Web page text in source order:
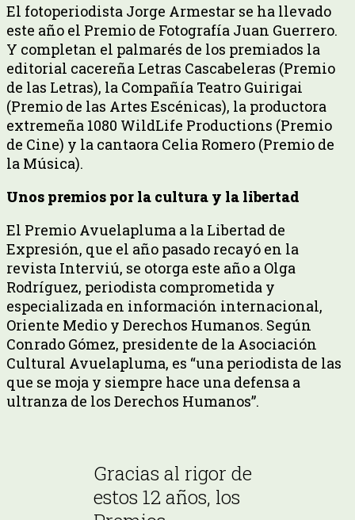
El fotoperiodista Jorge Armestar se ha llevado
este año el Premio de Fotografía Juan Guerrero.
Y completan el palmarés de los premiados la
editorial cacereña Letras Cascabeleras (Premio
de las Letras), la Compañía Teatro Guirigai
(Premio de las Artes Escénicas), la productora
extremeña 1080 WildLife Productions (Premio
de Cine) y la cantaora Celia Romero (Premio de
la Música).
Unos premios por la cultura y la libertad
El Premio Avuelapluma a la Libertad de
Expresión, que el año pasado recayó en la
revista Interviú, se otorga este año a Olga
Rodríguez, periodista comprometida y
especializada en información internacional,
Oriente Medio y Derechos Humanos. Según
Conrado Gómez, presidente de la Asociación
Cultural Avuelapluma, es “una periodista de las
que se moja y siempre hace una defensa a
ultranza de los Derechos Humanos”.
Gracias al rigor de
estos 12 años, los